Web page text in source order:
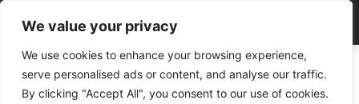
We value your privacy
We use cookies to enhance your browsing experience,
serve personalised ads or content, and analyse our traffic.
By clicking "Accept All", you consent to our use of cookies.
Home ΕΠΙΚΑΙΡΟΤΗΤΑ Ελλάδα
Financial Times: Η Ελλάδα
αναστέλλει τη λειτουργία του 5% των σχολείων της...